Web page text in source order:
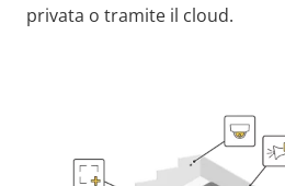
privata o tramite il cloud.